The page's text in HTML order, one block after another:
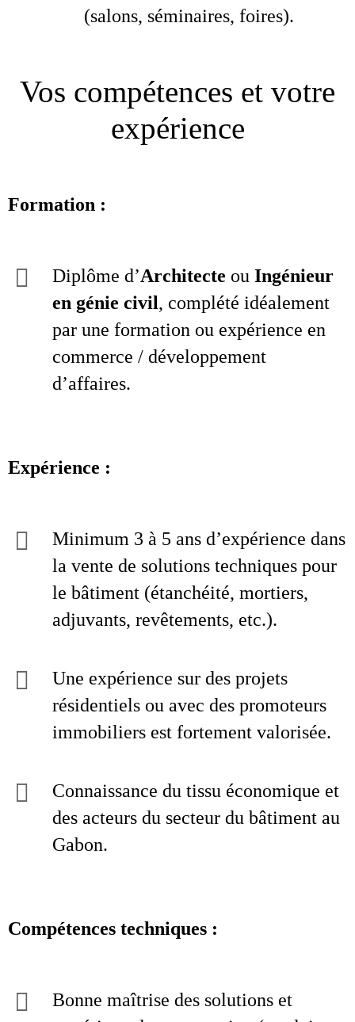
(salons, séminaires, foires).
Vos compétences et votre
expérience
Formation :
Diplôme d’Architecte ou Ingénieur
en génie civil, complété idéalement
par une formation ou expérience en
commerce / développement
d’affaires.
Expérience :
Minimum 3 à 5 ans d’expérience dans
la vente de solutions techniques pour
le bâtiment (étanchéité, mortiers,
adjuvants, revêtements, etc.).
Une expérience sur des projets
résidentiels ou avec des promoteurs
immobiliers est fortement valorisée.
Connaissance du tissu économique et
des acteurs du secteur du bâtiment au
Gabon.
Compétences techniques :
Bonne maîtrise des solutions et